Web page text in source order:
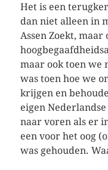
Het is een
dan niet alleen in
Assen Zoekt,
maar ook toen we
was toen hoe we
krijgen en
eigen
naar voren als er
een voor het oog
was gehouden.